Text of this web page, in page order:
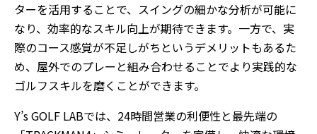
ターを活用することで、スイングの細かな分析が可能に
なり、効率的なスキル向上が期待できます。一方で、実
際のコース感覚が不足しがちというデメリットもあるた
め、屋外でのプレーと組み合わせることでより実践的な
ゴルフスキルを磨くことができます。
Y’s GOLF LABでは、24時間営業の利便性と最先端の